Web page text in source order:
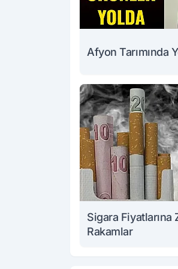
Afyon Tarımında
Sigara Fiyatlarına
Rakamlar